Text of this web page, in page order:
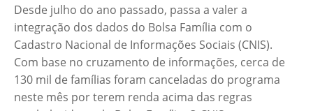
Desde julho do ano passado, passa a valer a
integração dos dados do Bolsa Família com o
Cadastro Nacional de Informações Sociais (CNIS).
Com base no cruzamento de informações, cerca de
130 mil de famílias foram canceladas do programa
neste mês por terem renda acima das regras